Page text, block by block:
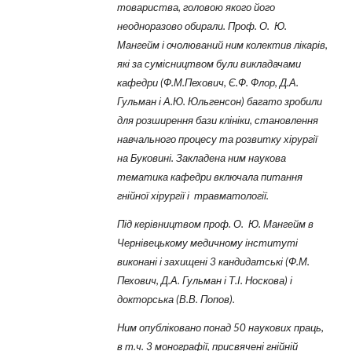
товариства, головою якого його
неодноразово обирали. Проф. О. Ю.
Мангейм і очолюваний ним колектив лікарів,
які за сумісництвом були викладачами
кафедри (Ф.М.Пехович, Є.Ф. Флор, Д.А.
Гульман і А.Ю. Юльгенсон) багато зробили
для розширення бази клініки, становлення
навчального процесу та розвитку хірургії
на Буковині. Закладена ним наукова
тематика кафедри включала питання
гнійної хірургії і травматології.
Під керівництвом проф. О. Ю. Мангейм в
Чернівецькому медичному інституті
виконані і захищені 3 кандидатські (Ф.М.
Пехович, Д.А. Гульман і Т.І. Носкова) і
докторська (В.В. Попов).
Ним опубліковано понад 50 наукових праць,
в т.ч. 3 монографії, присвячені гнійній